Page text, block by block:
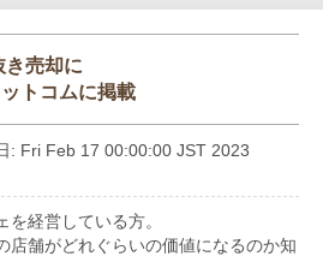
き売却に
トコムに掲載
: Fri Feb 17 00:00:00 JST 2023
経営している方。
店舗がどれぐらいの価値になるのか知